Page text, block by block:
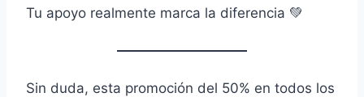
Tu apoyo realmente marca la diferencia 💚
Sin duda, esta promoción del 50% en todos los